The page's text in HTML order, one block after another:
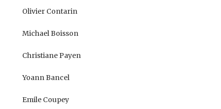
Olivier Contarin
Michael Boisson
Christiane Payen
Yoann Bancel
Emile Coupey